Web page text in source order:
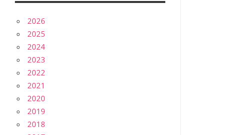
2026
2025
2024
2023
2022
2021
2020
2019
2018